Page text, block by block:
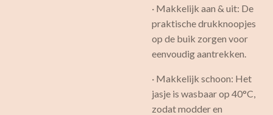
· Makkelijk aan & uit: De
praktische drukknoopjes
op de buik zorgen voor
eenvoudig aantrekken.
· Makkelijk schoon: Het
jasje is wasbaar op 40°C,
zodat modder en